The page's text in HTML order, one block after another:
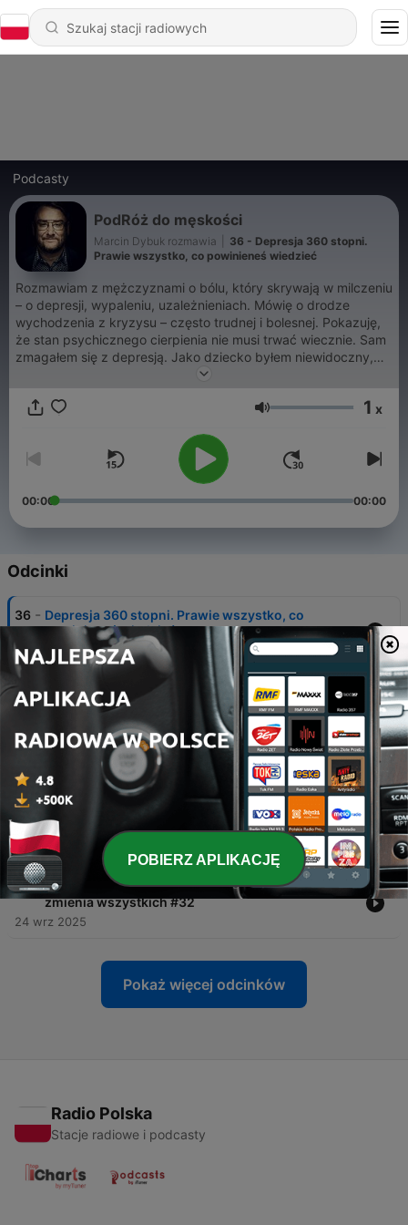
Podcasty
PodRóż do męskości
Marcin Dybuk rozmawia
36 - Depresja 360 stopni.
Prawie wszystko, co powinieneś wiedzieć
Rozmawiam z mężczyznami o bólu, który skrywają w milczeniu
– o depresji, wypaleniu, uzależnieniach. Mówię o drodze
wychodzenia z kryzysu – często trudnej i bolesnej. Pokazuję,
że stan psychicznego cierpienia nie musi trwać wiecznie. Sam
zmagałem się z depresją. Jako dziecko byłem niewidoczny,
funkcjonowałem w schematach DDA. Sukcesy zawodowe
Przeszedłem terapię, która pozwoliła mi spojrzeć na siebie i
poczucie siły i stabilności. Dziś chcę wspierać innych w
podobnej drodze.
Głośność 1 x
00:00 00:00
Odcinki
36 - Depresja 360 stopni. Prawie wszystko, co
powinieneś wiedzieć
16 paź 2025
Czego nas mężczyzn nie nauczono, a szkoda /
#35
Depresja zostawia ślad. Ale można żyć pełnią
życia / #34
08 paź 2025
33 - Depresja, a życie zawodowe / #33
01 paź 2025
32 - Depresja w rodzinie: jak choroba jednej osoby
zmienia wszystkich #32
24 wrz 2025
Pokaż więcej odcinków
Radio Polska
Stacje radiowe i podcasty
POBIERZ APLIKACJĘ